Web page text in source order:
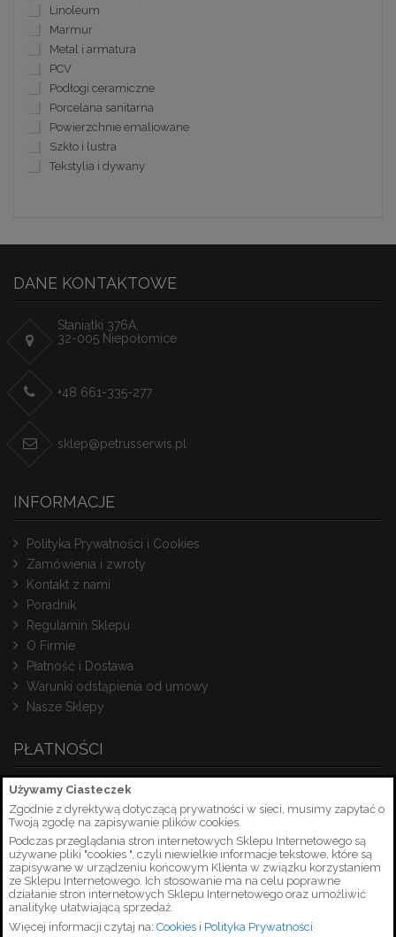
Używamy Ciasteczek
Zgodnie z dyrektywą dotyczącą prywatności w sieci, musimy zapytać o
Twoją zgodę na zapisywanie plików cookies.
Podczas przeglądania stron internetowych Sklepu Internetowego są
używane pliki "cookies ", czyli niewielkie informacje tekstowe, które są
zapisywane w urządzeniu końcowym Klienta w związku korzystaniem
ze Sklepu Internetowego. Ich stosowanie ma na celu poprawne
działanie stron internetowych Sklepu Internetowego oraz umożliwić
analitykę ułatwiającą sprzedaż.
Więcej informacji czytaj na: Cookies i Polityka Prywatności
Linoleum
Marmur
Metal i armatura
PCV
Podłogi ceramiczne
Porcelana sanitarna
Powierzchnie emaliowane
Szkło i lustra
Tekstylia i dywany
DANE KONTAKTOWE
Staniątki 376A,
32-005 Niepołomice
+48 661-335-277
sklep@petrusserwis.pl
INFORMACJE
Polityka Prywatności i Cookies
Zamówienia i zwroty
Kontakt z nami
Poradnik
Regulamin Sklepu
O Firmie
Płatność i Dostawa
Warunki odstąpienia od umowy
Nasze Sklepy
PŁATNOŚCI